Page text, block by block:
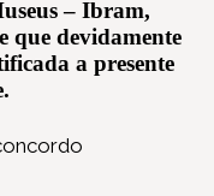
– Ibram,
que devidamente
a presente